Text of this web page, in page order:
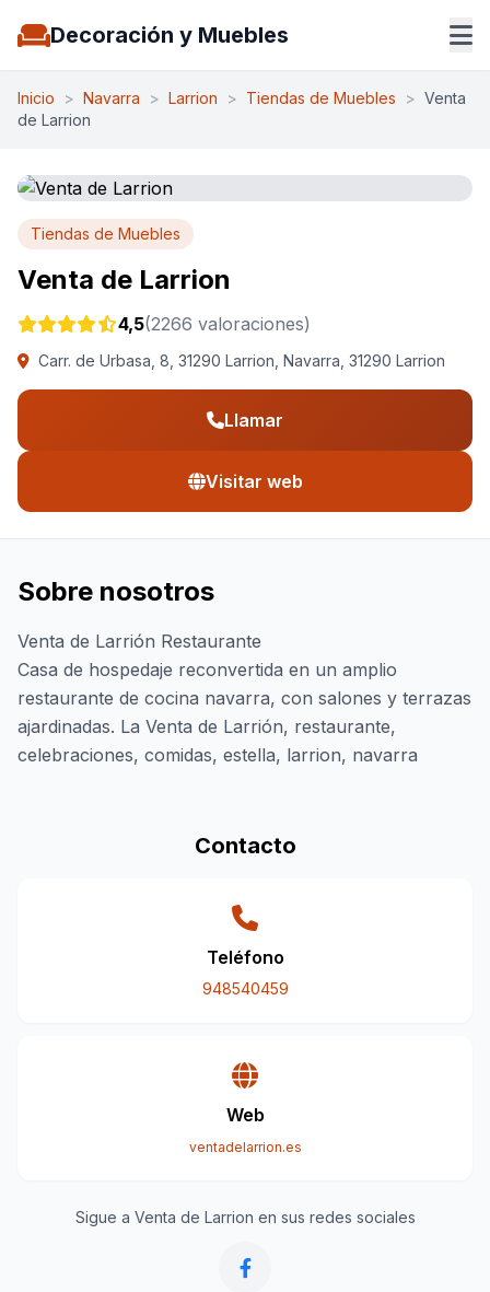
Decoración y Muebles
Inicio > Navarra > Larrion > Tiendas de Muebles > Venta
de Larrion
Tiendas de Muebles
Venta de Larrion
4,5(2266 valoraciones)
Carr. de Urbasa, 8, 31290 Larrion, Navarra, 31290 Larrion
Llamar
Visitar web
Sobre nosotros
Venta de Larrión Restaurante
Casa de hospedaje reconvertida en un amplio
restaurante de cocina navarra, con salones y terrazas
ajardinadas. La Venta de Larrión, restaurante,
celebraciones, comidas, estella, larrion, navarra
Contacto
Teléfono
948540459
Web
ventadelarrion.es
Sigue a Venta de Larrion en sus redes sociales